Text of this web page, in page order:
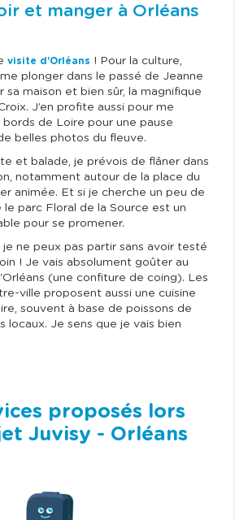
et manger à Orléans
visite d'Orléans ! Pour la culture,
plonger dans le passé de Jeanne
sa maison et bien sûr, la magnifique
J’en profite aussi pour me
de Loire pour une pause
belles photos du fleuve.
et balade, je prévois de flâner dans
notamment autour de la place du
animée. Et si je cherche un peu de
le parc Floral de la Source est un
pour se promener.
ne peux pas partir sans avoir testé
! Je vais absolument goûter au
(une confiture de coing). Les
ville proposent aussi une cuisine
souvent à base de poissons de
locaux. Je sens que je vais bien
proposés lors
Juvisy - Orléans